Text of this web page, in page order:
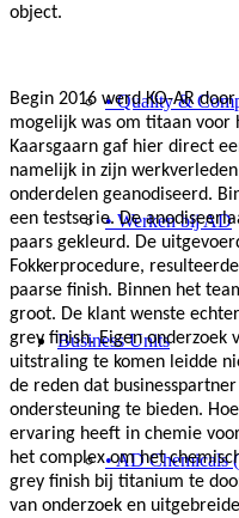
• Quality &
• Werken bij AD
Business Units
• AD Chemicals
object.
Begin 2016 werd KO-AR
mogelijk was om titaan voor
Kaarsgaarn gaf hier direct
namelijk in zijn
onderdelen geanodiseerd.
een testserie. De
paars gekleurd. De
Fokkerprocedure,
paarse finish. Binnen het
groot. De klant wenste
grey finish. Eigen onderzoek
uitstraling te komen leidde
de reden dat
ondersteuning te bieden.
ervaring heeft in chemie
het complex om het
grey finish bij titanium te
van onderzoek en